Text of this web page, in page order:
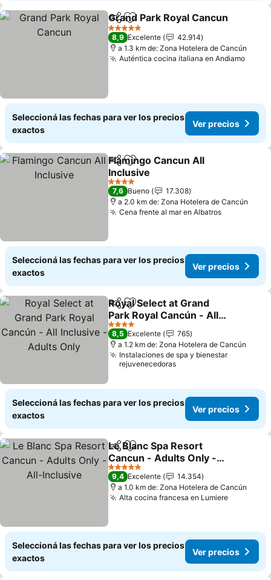
CompartirAñadir a favoritos
Grand Park Royal Cancun
5 Estrellas
8,9 Excelente
42.914
a 1.3 km de: Zona Hotelera de Cancún
Auténtica cocina italiana en AndiamoVer
Seleccioná las fechas para ver los precios
exactos
Ver precios
CompartirAñadir a favoritos
Flamingo Cancun All
Inclusive
Ver precios
4 Estrellas
7,6 Bueno
17.308
a 2.0 km de: Zona Hotelera de Cancún
Cena frente al mar en AlbatrosVer
Seleccioná las fechas para ver los precios
exactos
Ver precios
CompartirAñadir a favoritos
Royal Select at Grand
Park Royal Cancún - All
Inclusive - Adults Only
Ver precios
4 Estrellas
8,5 Excelente
765
a 1.2 km de: Zona Hotelera de Cancún
Instalaciones de spa y bienestar
rejuvenecedoras
Seleccioná las fechas para ver los precios
exactos
Ver precios
CompartirAñadir a favoritos
Le Blanc Spa Resort
Cancun - Adults Only -
All-Inclusive
Ver precios
5 Estrellas
9,4 Excelente
14.354
a 1.0 km de: Zona Hotelera de Cancún
Alta cocina francesa en LumiereVer
Seleccioná las fechas para ver los precios
exactos
Ver precios